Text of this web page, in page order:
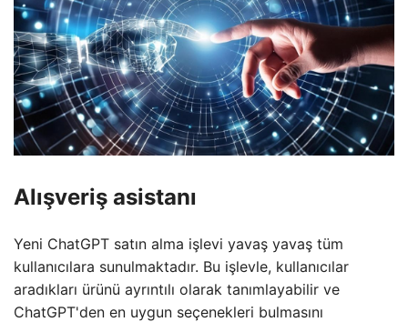
Alışveriş asistanı
Yeni ChatGPT satın alma işlevi yavaş yavaş tüm
kullanıcılara sunulmaktadır. Bu işlevle, kullanıcılar
aradıkları ürünü ayrıntılı olarak tanımlayabilir ve
ChatGPT'den en uygun seçenekleri bulmasını